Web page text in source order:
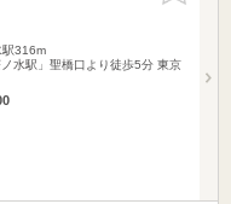
駅316m
水駅」聖橋口より徒歩5分 東京